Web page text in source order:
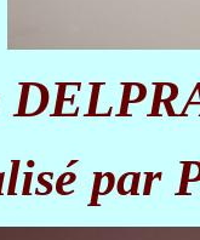
par